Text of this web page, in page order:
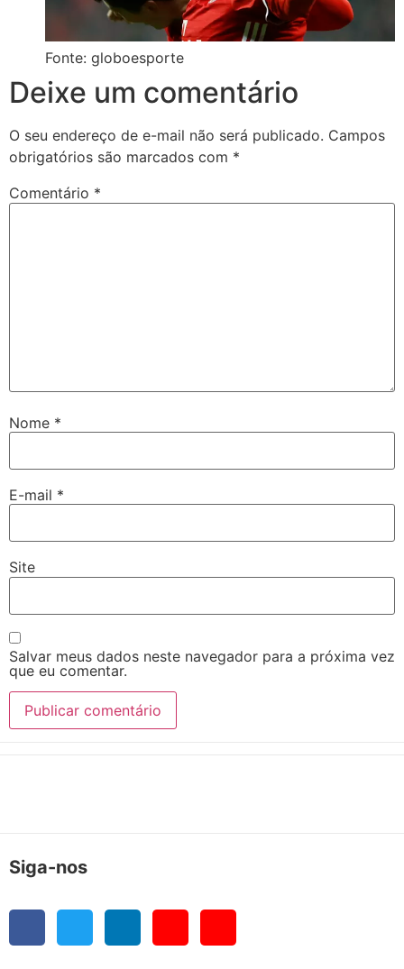
Fonte: globoesporte
Deixe um comentário
O seu endereço de e-mail não será publicado. Campos
obrigatórios são marcados com *
Comentário *
Nome *
E-mail *
Site
Salvar meus dados neste navegador para a próxima vez
que eu comentar.
Siga-nos